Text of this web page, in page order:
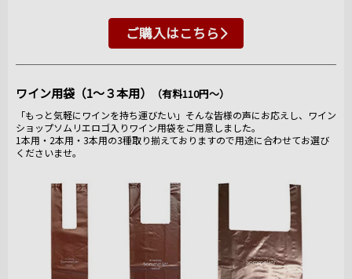
ご購入はこちら
ワイン用袋（1～３本用） （有料110円～）
「もっと気軽にワインを持ち運びたい」そんな皆様の声にお応えし、ワイン
ショップソムリエロゴ入りワイン用袋をご用意しました。
1本用・2本用・3本用の3種取り揃えておりますので用途に合わせてお選び
くださいませ。